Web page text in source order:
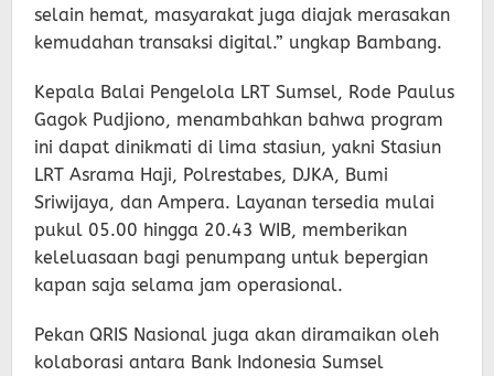
selain hemat, masyarakat juga diajak merasakan
kemudahan transaksi digital.” ungkap Bambang.
Kepala Balai Pengelola LRT Sumsel, Rode Paulus
Gagok Pudjiono, menambahkan bahwa program
ini dapat dinikmati di lima stasiun, yakni Stasiun
LRT Asrama Haji, Polrestabes, DJKA, Bumi
Sriwijaya, dan Ampera. Layanan tersedia mulai
pukul 05.00 hingga 20.43 WIB, memberikan
keleluasaan bagi penumpang untuk bepergian
kapan saja selama jam operasional.
Pekan QRIS Nasional juga akan diramaikan oleh
kolaborasi antara Bank Indonesia Sumsel